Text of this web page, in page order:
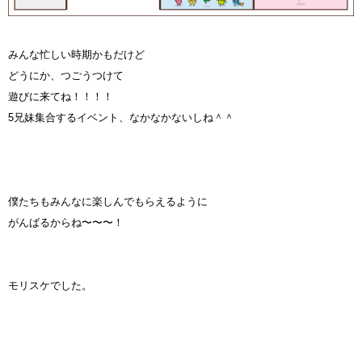
みんな忙しい時期かもだけど
どうにか、つごうつけて
遊びに来てね！！！！
5兄妹集合するイベント、なかなかないしね＾＾
僕たちもみんなに楽しんでもらえるように
がんばるからね〜〜〜！
モリスケでした。